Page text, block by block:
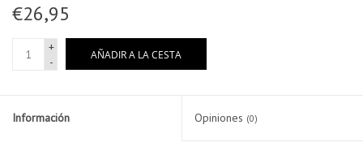
€26,95
+
-
AÑADIR A LA CESTA
Información Opiniones (0)